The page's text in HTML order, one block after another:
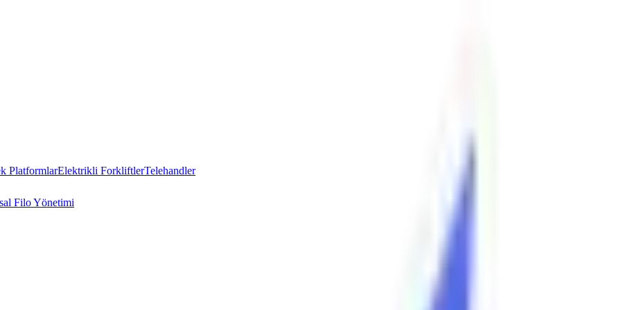
PlatformlarElektrikli ForkliftlerTelehandler
Filo Yönetimi